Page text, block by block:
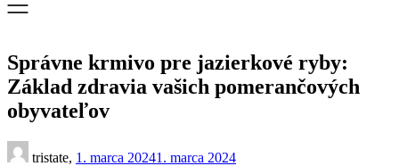
Správne krmivo pre jazierkové ryby:
Základ zdravia vašich pomerančových
obyvateľov
tristate, 1. marca 20241. marca 2024